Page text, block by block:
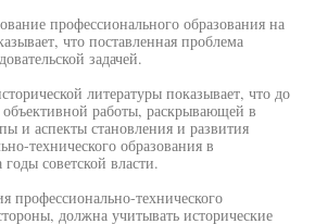
профессионального образования на
что поставленная проблема
задачей.
литературы показывает, что до
работы, раскрывающей в
и аспекты становления и развития
технического образования в
советской власти.
профессионально-технического
должна учитывать исторические